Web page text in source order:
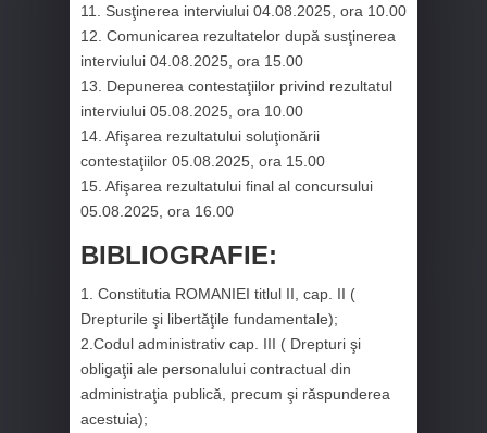
11. Susţinerea interviului 04.08.2025, ora 10.00
12. Comunicarea rezultatelor după susţinerea
interviului 04.08.2025, ora 15.00
13. Depunerea contestaţiilor privind rezultatul
interviului 05.08.2025, ora 10.00
14. Afişarea rezultatului soluţionării
contestaţiilor 05.08.2025, ora 15.00
15. Afişarea rezultatului final al concursului
05.08.2025, ora 16.00
BIBLIOGRAFIE:
1. Constitutia ROMANIEI titlul II, cap. II (
Drepturile şi libertăţile fundamentale);
2.Codul administrativ cap. III ( Drepturi şi
obligaţii ale personalului contractual din
administraţia publică, precum şi răspunderea
acestuia);